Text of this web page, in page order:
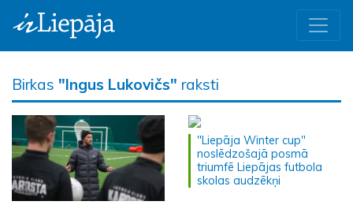
Birkas "Ingus Lukovičs" raksti
"Liepāja Winter cup"
noslēdzošajā posmā
triumfē Liepājas futbola
skolas audzēkņi